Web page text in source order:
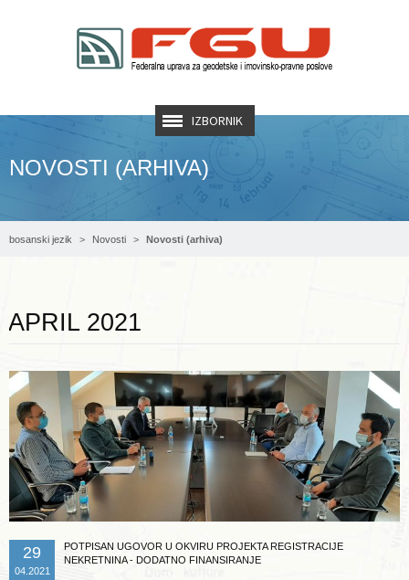
IZBORNIK
NOVOSTI (ARHIVA)
bosanski jezik Novosti Novosti (arhiva)
APRIL 2021
29
04.2021
POTPISAN UGOVOR U OKVIRU PROJEKTA REGISTRACIJE
NEKRETNINA - DODATNO FINANSIRANJE